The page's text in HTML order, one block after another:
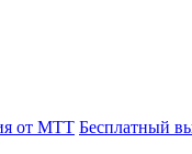
от МТТ Бесплатный